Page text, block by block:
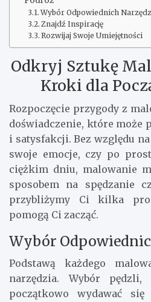
Wybór Odpowiednich
Znajdź Inspirację
Rozwijaj Swoje Umiejętności
Odkryj Sztukę
Kroki dla
Rozpoczęcie przygody z
doświadczenie, które może
i satysfakcji. Bez względu
swoje emocje, czy po
ciężkim dniu, malowanie
sposobem na spędzanie
przybliżymy Ci kilka
pomogą Ci zacząć.
Wybór
Podstawą każdego
narzędzia. Wybór
początkowo wydawać się